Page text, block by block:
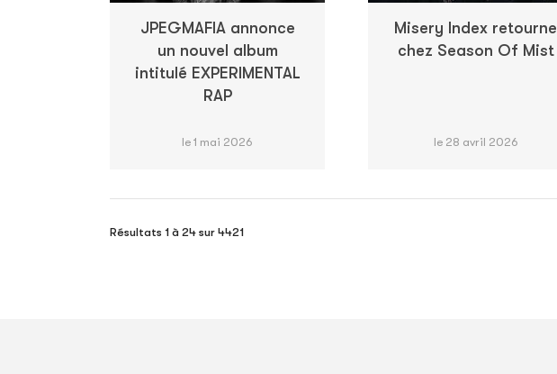
JPEGMAFIA annonce
un nouvel album
intitulé EXPERIMENTAL
RAP
le 1 mai 2026
Misery Index retourne
chez Season Of Mist
le 28 avril 2026
Résultats 1 à 24 sur 4421